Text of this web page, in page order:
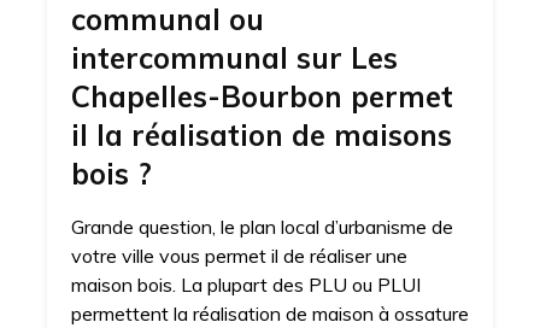
communal ou
intercommunal sur Les
Chapelles-Bourbon permet
il la réalisation de maisons
bois ?
Grande question, le plan local d’urbanisme de
votre ville vous permet il de réaliser une
maison bois. La plupart des PLU ou PLUI
permettent la réalisation de maison à ossature